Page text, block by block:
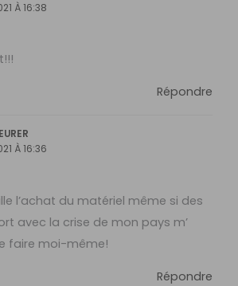
À 16:38
Répondre
À 16:36
l’achat du matériel même si des
avec la crise de mon pays m’
faire moi-même!
Répondre